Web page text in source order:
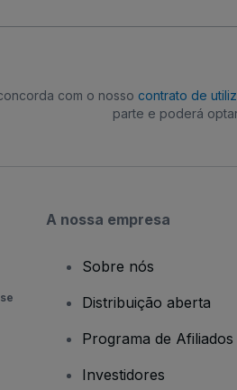
com o nosso contrato de
parte e poderá
A nossa empresa
Sobre nós
Distribuição aberta
Programa de Afiliados
Investidores